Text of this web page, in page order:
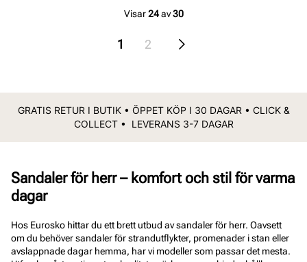
Visar24av30
1 2
GRATIS RETUR I BUTIK • ÖPPET KÖP I 30 DAGAR • CLICK &
COLLECT • LEVERANS 3-7 DAGAR
Sandaler för herr – komfort och stil för varma
dagar
Hos Eurosko hittar du ett brett utbud av sandaler för herr. Oavsett
om du behöver sandaler för strandutflykter, promenader i stan eller
avslappnade dagar hemma, har vi modeller som passar det mesta.